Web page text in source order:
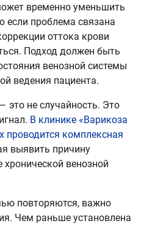
временно уменьшить
если проблема связана
оттока крови
Подход должен быть
венозной системы
ведения пациента.
это не случайность. Это
В клинике «Варикоза
проводится комплексная
выявить причину
хронической венозной
повторяются, важно
Чем раньше установлена